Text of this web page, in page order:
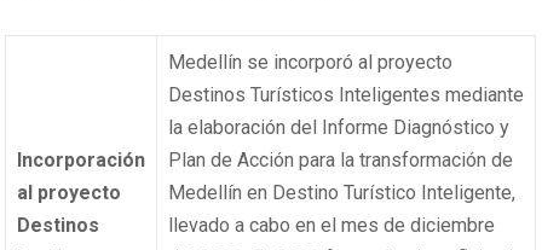
Incorporación
al proyecto
Destinos
Medellín se incorporó al proyecto
Destinos Turísticos Inteligentes mediante
la elaboración del Informe Diagnóstico y
Plan de Acción para la transformación de
Medellín en Destino Turístico Inteligente,
llevado a cabo en el mes de diciembre